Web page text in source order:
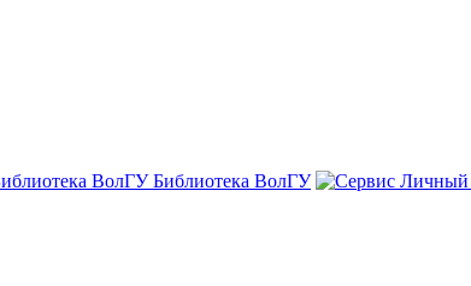
Библиотека ВолГУ